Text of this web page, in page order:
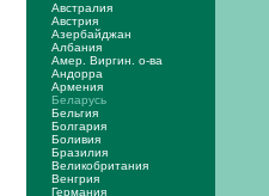
Австралия
Австрия
Азербайджан
Албания
Амер. Виргин. о-ва
Андорра
Армения
Беларусь
Бельгия
Болгария
Боливия
Бразилия
Великобритания
Венгрия
Германия